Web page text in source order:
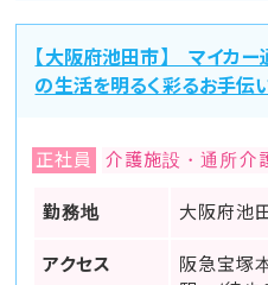
【大阪府池田市】 マイカ
の生活を明るく彩るお手伝
正社員 介護施設・通所介
勤務地 大阪府池
アクセス
阪急宝塚